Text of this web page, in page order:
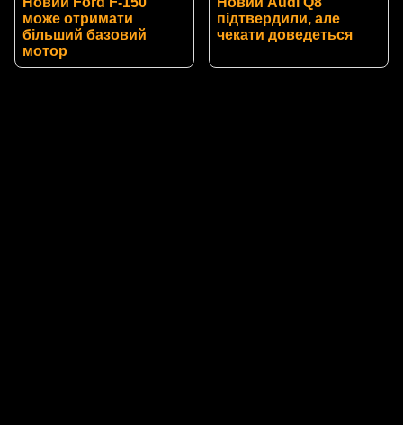
може отримати
більший базовий
мотор
підтвердили, але
чекати доведеться